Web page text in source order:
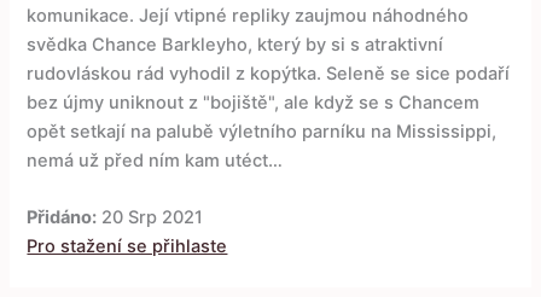
komunikace. Její vtipné repliky zaujmou náhodného
svědka Chance Barkleyho, který by si s atraktivní
rudovláskou rád vyhodil z kopýtka. Seleně se sice podaří
bez újmy uniknout z "bojiště", ale když se s Chancem
opět setkají na palubě výletního parníku na Mississippi,
nemá už před ním kam utéct…
Přidáno: 20 Srp 2021
Pro stažení se přihlaste